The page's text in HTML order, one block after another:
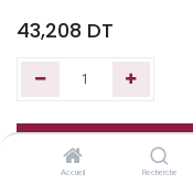
Accueil Recherche
43,208 DT